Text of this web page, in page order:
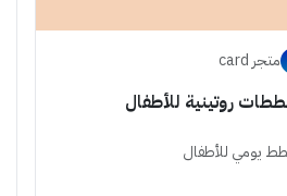
متجر card
روتينية للأطفال
يومي للأطفال